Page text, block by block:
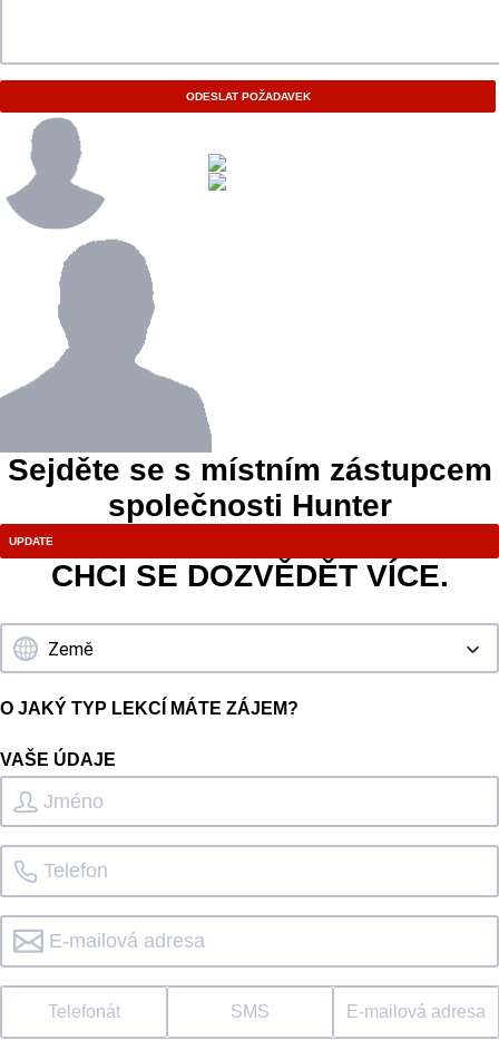
ODESLAT POŽADAVEK
Sejděte se s místním zástupcem
společnosti Hunter
CHCI SE DOZVĚDĚT VÍCE.
O JAKÝ TYP LEKCÍ MÁTE ZÁJEM?
VAŠE ÚDAJE
Telefonát SMS E-mailová adresa